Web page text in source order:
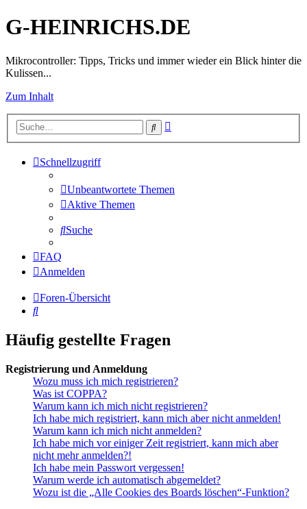
G-HEINRICHS.DE
Mikrocontroller: Tipps, Tricks und immer wieder ein Blick hinter die
Kulissen...
Zum Inhalt
Suche
Schnellzugriff
Unbeantwortete Themen
Aktive Themen
Suche
FAQ
Anmelden
Foren-Übersicht
Suche
Häufig gestellte Fragen
Registrierung und Anmeldung
Wozu muss ich mich registrieren?
Was ist COPPA?
Warum kann ich mich nicht registrieren?
Ich habe mich registriert, kann mich aber nicht anmelden!
Warum kann ich mich nicht anmelden?
Ich habe mich vor einiger Zeit registriert, kann mich aber
nicht mehr anmelden?!
Ich habe mein Passwort vergessen!
Warum werde ich automatisch abgemeldet?
Wozu ist die „Alle Cookies des Boards löschen“-Funktion?